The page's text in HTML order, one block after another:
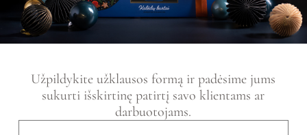
Užpildykite užklausos formą ir padėsime jums
sukurti išskirtinę patirtį savo klientams ar
darbuotojams.